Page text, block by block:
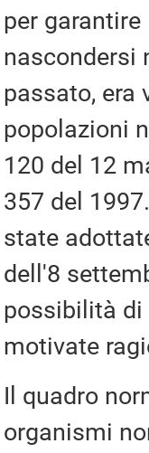
per
nascondersi
passato, era
popolazioni
120 del 12
357 del
state
dell'8
possibilità di
motivate
Il quadro
organismi